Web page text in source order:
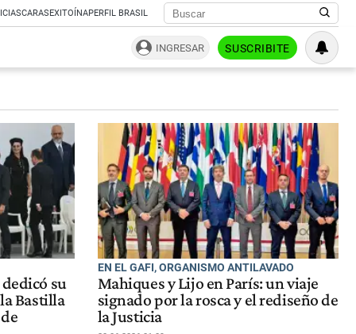
CARASEXITOÍNAPERFIL BRASIL
INGRESAR SUSCRIBITE
su
Bastilla
EN EL GAFI, ORGANISMO ANTILAVADO
Mahiques y Lijo en París: un viaje
signado por la rosca y el rediseño de
la Justicia